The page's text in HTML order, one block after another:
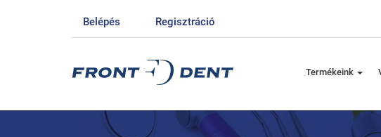
Belépés Regisztráció
Termékeink